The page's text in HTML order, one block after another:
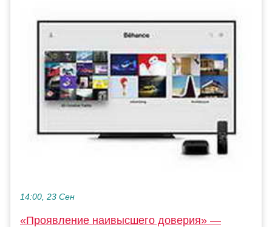
14:00, 23 Сен
«Проявление наивысшего доверия» —